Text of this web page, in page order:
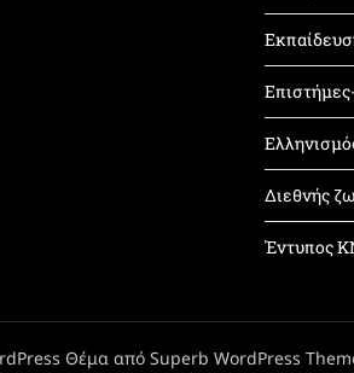
Διεθνής
Έντυπος
Θέμα από Superb WordPress